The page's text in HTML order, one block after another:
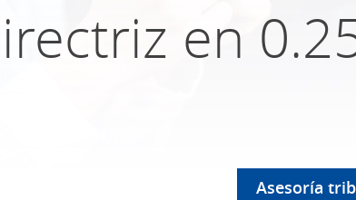
en
Asesoría